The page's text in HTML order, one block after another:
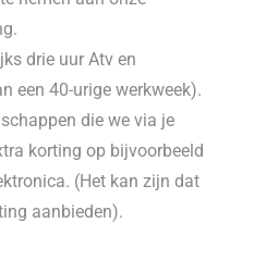
drie uur Atv en
een 40-urige werkweek).
die we via je
korting op bijvoorbeeld
(Het kan zijn dat
aanbieden).